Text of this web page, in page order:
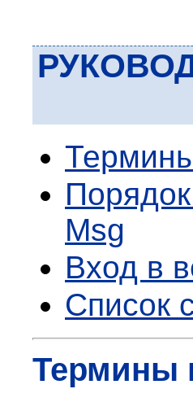
Msg
Вход в
Список
Термины